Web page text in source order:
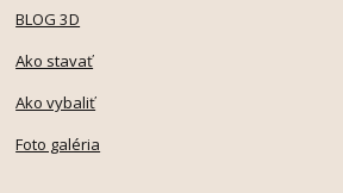
BLOG 3D
Ako stavať
Ako vybaliť
Foto galéria